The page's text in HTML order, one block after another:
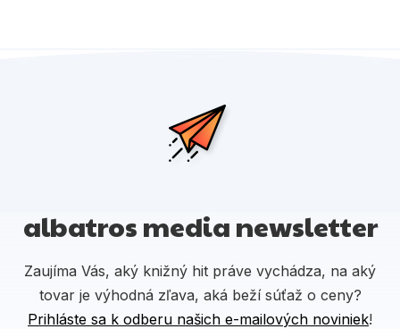
albatros media newsletter
Zaujíma Vás, aký knižný hit práve vychádza, na aký
tovar je výhodná zľava, aká beží súťaž o ceny?
Prihláste sa k odberu našich e-mailových noviniek!